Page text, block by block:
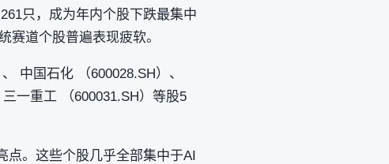
只，成为年内个股下跌最集中
赛道个股普遍表现疲软。
中国石化 （600028.SH）、
一重工 （600031.SH）等股5
点。这些个股几乎全部集中于AI